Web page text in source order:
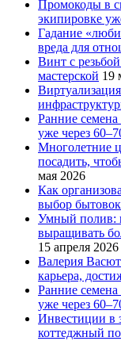
Промокоды в
экипировке
Гадание
вреда для
Винт с
мастерской 19
Ранние
уже через
Многолетние
посадить,
мая 2026
Как
выбор бытовок
Умный полив:
выращивать
15 апреля 2026
Валерия
карьера,
Ранние
уже через
Инвестиции в
коттеджный